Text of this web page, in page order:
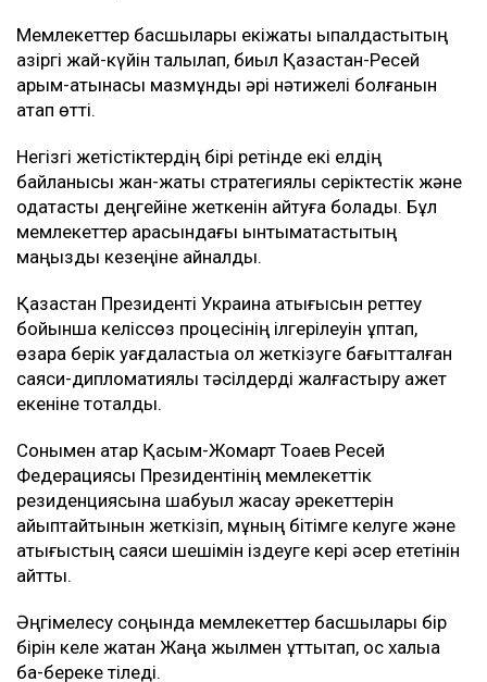
Мемлекеттер басшылары екіжақты ықпалдастықтың
қазіргі жай-күйін талқылап, биыл Қазақстан-Ресей
қарым-қатынасы мазмұнды әрі нәтижелі болғанын
атап өтті.
Негізгі жетістіктердің бірі ретінде екі елдің
байланысы жан-жақты стратегиялық серіктестік және
одақтастық деңгейіне жеткенін айтуға болады. Бұл
мемлекеттер арасындағы ынтымақтастықтың
маңызды кезеңіне айналды.
Қазақстан Президенті Украина қақтығысын реттеу
бойынша келіссөз процесінің ілгерілеуін құптап,
өзара берік уағдаластыққа қол жеткізуге бағытталған
саяси-дипломатиялық тәсілдерді жалғастыру қажет
екеніне тоқталды.
Сонымен қатар Қасым-Жомарт Тоқаев Ресей
Федерациясы Президентінің мемлекеттік
резиденциясына шабуыл жасау әрекеттерін
айыптайтынын жеткізіп, мұның бітімге келуге және
қақтығыстың саяси шешімін іздеуге кері әсер ететінін
айтты.
Әңгімелесу соңында мемлекеттер басшылары бір
бірін келе жатқан Жаңа жылмен құттықтап, қос халыққа
бақ-береке тіледі.